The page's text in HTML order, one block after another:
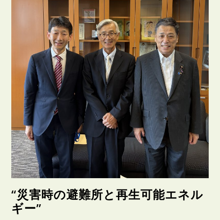
“災害時の避難所と再生可能エネル
ギー”